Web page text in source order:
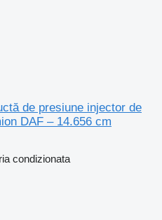
de presiune injector de
DAF – 14.656 cm
condizionata